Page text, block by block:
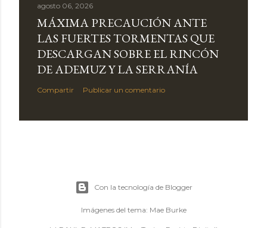
agosto 06, 2026
MÁXIMA PRECAUCIÓN ANTE
LAS FUERTES TORMENTAS QUE
DESCARGAN SOBRE EL RINCÓN
DE ADEMUZ Y LA SERRANÍA
Compartir Publicar un comentario
Con la tecnología de Blogger
Imágenes del tema: Mae Burke